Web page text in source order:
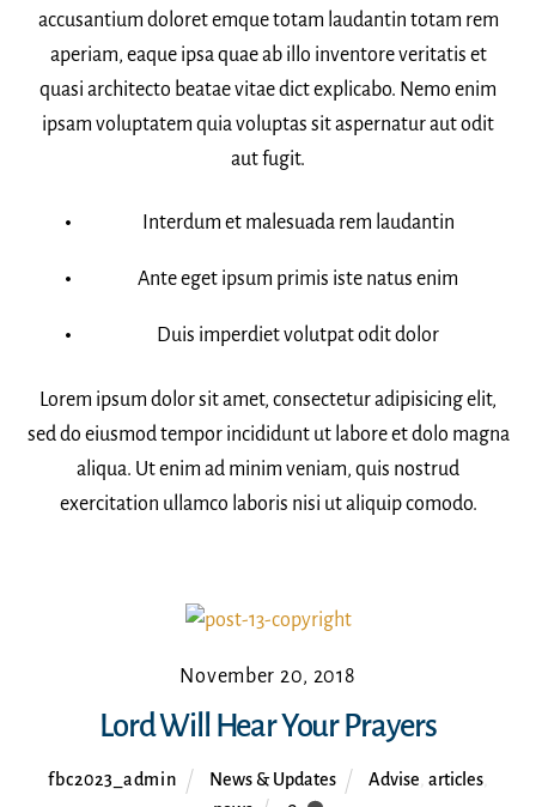
accusantium doloret emque totam laudantin totam rem
aperiam, eaque ipsa quae ab illo inventore veritatis et
quasi architecto beatae vitae dict explicabo. Nemo enim
ipsam voluptatem quia voluptas sit aspernatur aut odit
aut fugit.
Interdum et malesuada rem laudantin
Ante eget ipsum primis iste natus enim
Duis imperdiet volutpat odit dolor
Lorem ipsum dolor sit amet, consectetur adipisicing elit,
sed do eiusmod tempor incididunt ut labore et dolo magna
aliqua. Ut enim ad minim veniam, quis nostrud
exercitation ullamco laboris nisi ut aliquip comodo.
November 20, 2018
Lord Will Hear Your Prayers
fbc2023_admin News & Updates Advise articles,